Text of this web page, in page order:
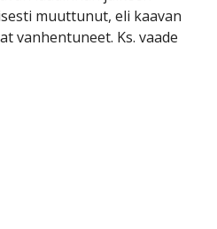
muuttunut, eli kaavan
vanhentuneet. Ks. vaade